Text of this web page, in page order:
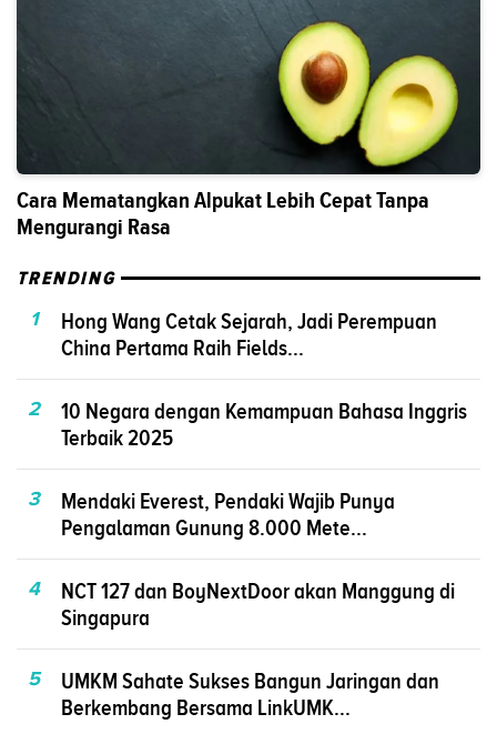
Cara Mematangkan Alpukat Lebih Cepat Tanpa
Mengurangi Rasa
TRENDING
1
Hong Wang Cetak Sejarah, Jadi Perempuan
China Pertama Raih Fields...
2
10 Negara dengan Kemampuan Bahasa Inggris
Terbaik 2025
3
Mendaki Everest, Pendaki Wajib Punya
Pengalaman Gunung 8.000 Mete...
4
NCT 127 dan BoyNextDoor akan Manggung di
Singapura
5
UMKM Sahate Sukses Bangun Jaringan dan
Berkembang Bersama LinkUMK...